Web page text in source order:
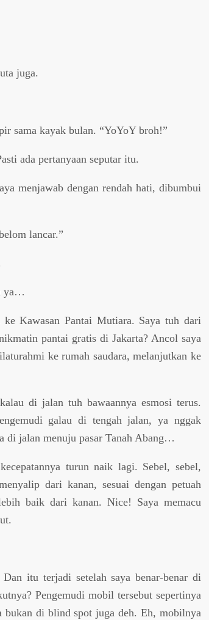
juga.
sama kayak bulan. “YoYoY broh!”
ada pertanyaan seputar itu.
menjawab dengan rendah hati, dibumbui
lancar.”
ya…
ke Kawasan Pantai Mutiara. Saya tuh dari
pantai gratis di Jakarta? Ancol saya
ke rumah saudara, melanjutkan ke
di jalan tuh bawaannya esmosi terus.
galau di tengah jalan, ya nggak
di jalan menuju pasar Tanah Abang…
turun naik lagi. Sebel, sebel,
dari kanan, sesuai dengan petuah
baik dari kanan. Nice! Saya memacu
itu terjadi setelah saya benar-benar di
Pengemudi mobil tersebut sepertinya
bukan di blind spot juga deh. Eh, mobilnya